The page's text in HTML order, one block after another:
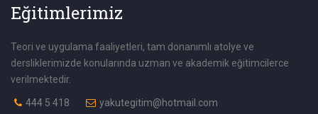
Eğitimlerimiz
Teori ve uygulama faaliyetleri, tam donanımlı atolye ve
dersliklerimizde konularında uzman ve akademik eğitimcilerce
verilmektedir.
444 5 418
yakutegitim@hotmail.com